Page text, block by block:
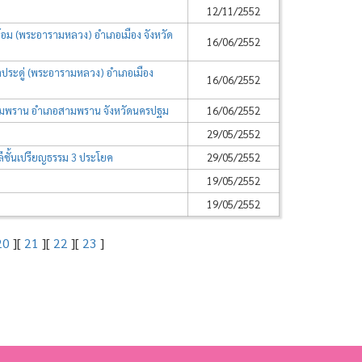
12/11/2552
(พระอารามหลวง) อำเภอเมือง จังหวัด
16/06/2552
ดู่ (พระอารามหลวง) อำเภอเมือง
16/06/2552
ราน อำเภอสามพราน จังหวัดนครปฐม
16/06/2552
29/05/2552
นเปรียญธรรม 3 ประโยค
29/05/2552
19/05/2552
19/05/2552
][ 21 ][ 22 ][ 23 ]